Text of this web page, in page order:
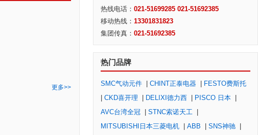
更多>>
热线电话：021-51699285 021-51692385
移动热线：13301831823
集团传真：021-51692385
热门品牌
SMC气动元件 |CHINT正泰电器
FESTO费斯托
|CKD喜开理 DELIXI德力西 PISCO 日本
AVC台湾全冠
|STNC索诺天工
MITSUBISHI日本三菱电机
|ABB |SNS神驰